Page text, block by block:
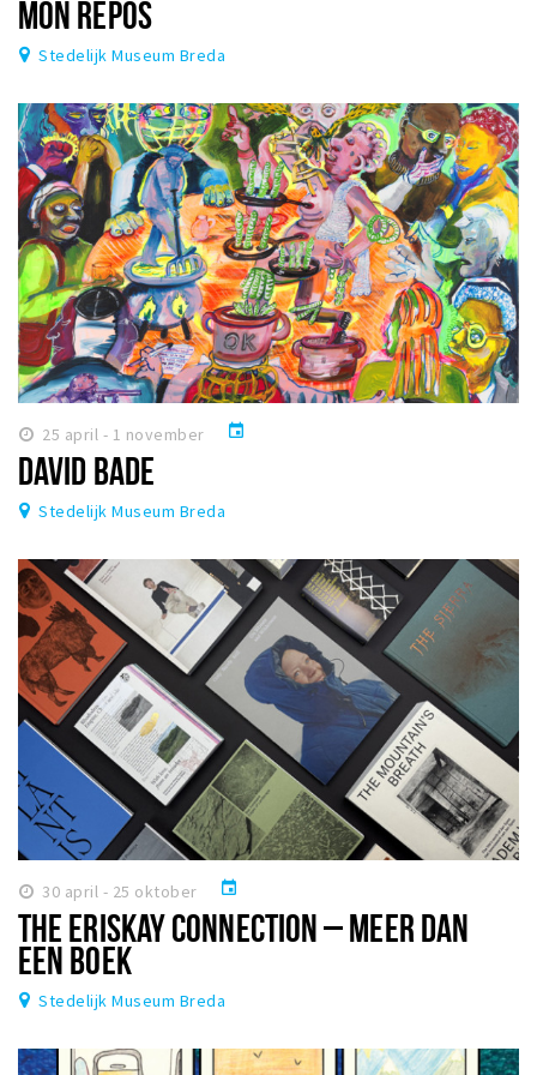
MON REPOS
Stedelijk Museum Breda
25 april - 1 november event
DAVID BADE
Stedelijk Museum Breda
30 april - 25 oktober event
THE ERISKAY CONNECTION – MEER DAN
EEN BOEK
Stedelijk Museum Breda